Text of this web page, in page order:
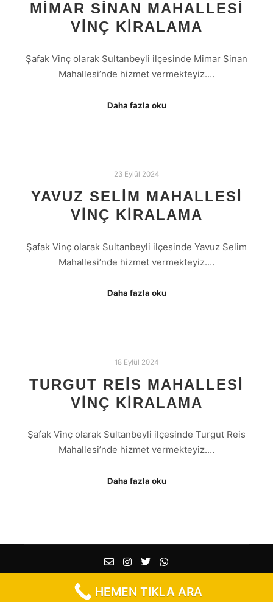
MIMAR SINAN MAHALLESI
VINÇ KIRALAMA
Şafak Vinç olarak Sultanbeyli ilçesinde Mimar Sinan
Mahallesi’nde hizmet vermekteyiz.…
Daha fazla oku
23 Eylül 2024
YAVUZ SELIM MAHALLESI
VINÇ KIRALAMA
Şafak Vinç olarak Sultanbeyli ilçesinde Yavuz Selim
Mahallesi’nde hizmet vermekteyiz.…
Daha fazla oku
18 Eylül 2024
TURGUT REIS MAHALLESI
VINÇ KIRALAMA
Şafak Vinç olarak Sultanbeyli ilçesinde Turgut Reis
Mahallesi’nde hizmet vermekteyiz.…
Daha fazla oku
Şafak Vinç- 2021
HEMEN TIKLA ARA